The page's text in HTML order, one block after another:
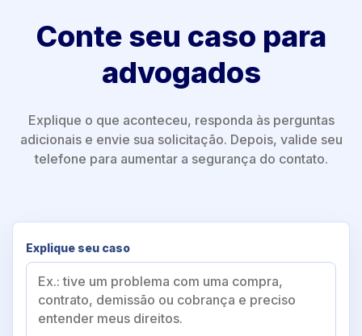
Conte seu caso para
advogados
Explique o que aconteceu, responda às perguntas
adicionais e envie sua solicitação. Depois, valide seu
telefone para aumentar a segurança do contato.
Explique seu caso